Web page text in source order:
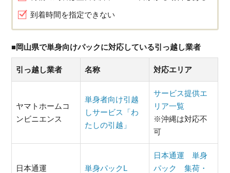
到着時間を指定できない
■岡山県で単身向けパックに対応している引っ越し業者
引っ越し業者 名称 対応エリア
ヤマトホームコ
ンビニエンス
単身者向け引越
しサービス「わ
たしの引越」
サービス提供エ
リア一覧
※沖縄は対応不
可
日本通運 単身パックL
日本通運 単身
パック 集荷・